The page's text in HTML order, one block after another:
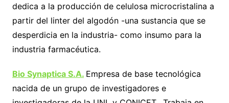
dedica a la producción de celulosa microcristalina a
partir del linter del algodón -una sustancia que se
desperdicia en la industria- como insumo para la
industria farmacéutica.
Bio Synaptica S.A. Empresa de base tecnológica
nacida de un grupo de investigadores e